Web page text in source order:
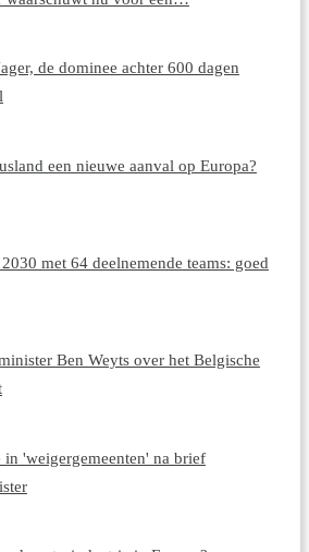
de dominee achter 600 dagen
een nieuwe aanval op Europa?
met 64 deelnemende teams: goed
Ben Weyts over het Belgische
in 'weigergemeenten' na brief